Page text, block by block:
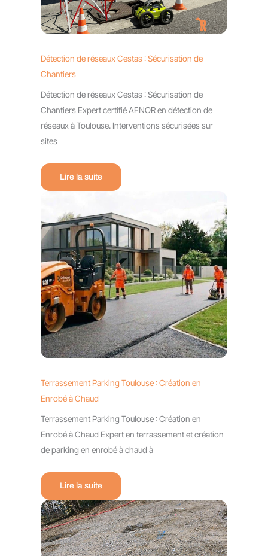
Détection de réseaux Cestas : Sécurisation de
Chantiers
Détection de réseaux Cestas : Sécurisation de
Chantiers Expert certifié AFNOR en détection de
réseaux à Toulouse. Interventions sécurisées sur
sites
Lire la suite
Terrassement Parking Toulouse : Création en
Enrobé à Chaud
Terrassement Parking Toulouse : Création en
Enrobé à Chaud Expert en terrassement et création
de parking en enrobé à chaud à
Lire la suite